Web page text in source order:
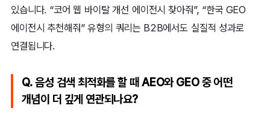
있습니다. “코어 웹 바이탈 개선 에이전시 찾아줘”, “한국 GEO
에이전시 추천해줘” 유형의 쿼리는 B2B에서도 실질적 성과로
연결됩니다.
Q. 음성 검색 최적화를 할 때 AEO와 GEO 중 어떤
개념이 더 깊게 연관되나요?